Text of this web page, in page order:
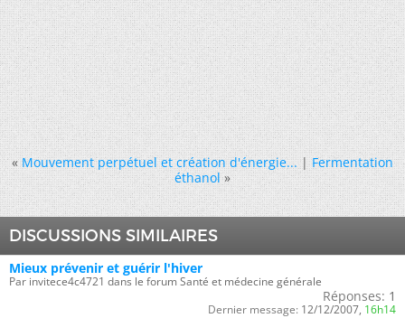
« Mouvement perpétuel et création d'énergie...|Fermentation
éthanol »
DISCUSSIONS SIMILAIRES
Mieux prévenir et guérir l'hiver
Par invitece4c4721 dans le forum Santé et médecine générale
Réponses: 1
Dernier message: 12/12/2007, 16h14